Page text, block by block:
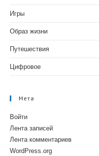
Игры
Образ жизни
Путешествия
Цифровое
Мета
Войти
Лента записей
Лента комментариев
WordPress.org